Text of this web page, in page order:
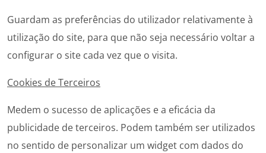
Guardam as preferências do utilizador relativamente à
utilização do site, para que não seja necessário voltar a
configurar o site cada vez que o visita.
Cookies de Terceiros
Medem o sucesso de aplicações e a eficácia da
publicidade de terceiros. Podem também ser utilizados
no sentido de personalizar um widget com dados do